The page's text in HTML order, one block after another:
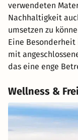
verwendeten
Nachhaltigkeit
umsetzen zu
Eine
mit
das eine enge
Wellness &